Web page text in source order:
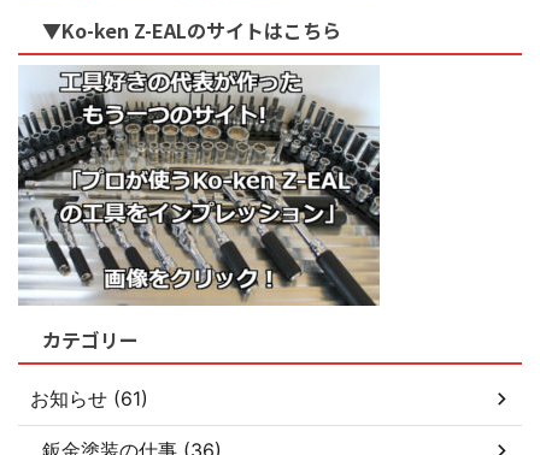
▼Ko-ken Z-EALのサイトはこちら
カテゴリー
お知らせ (61)
鈑金塗装の仕事 (36)